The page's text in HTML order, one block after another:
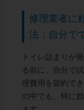
修理業者に
法：自分で
トイレ詰まりが
る前に、自分で
理費用を節約で
の中でも、特に